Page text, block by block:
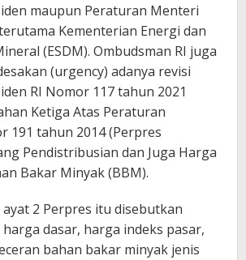
maupun Peraturan Menteri
Kementerian Energi dan
(ESDM). Ombudsman RI juga
(urgency) adanya revisi
RI Nomor 117 tahun 2021
Ketiga Atas Peraturan
191 tahun 2014 (Perpres
Pendistribusian dan Juga Harga
Bakar Minyak (BBM).
ayat 2 Perpres itu disebutkan
dasar, harga indeks pasar,
bahan bakar minyak jenis